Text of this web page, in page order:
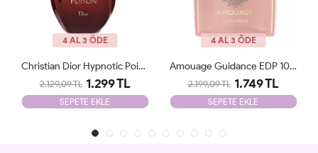
4 AL 3 ÖDE
Amouage Guidance EDP 100 Ml Tester
2.199,09 TL 1.749 TL
SEPETE EKLE
4 AL 3 ÖDE
Yves Saint Laurent Libre İntence Edp 90 Ml Tester
2.099,09 TL 1.249 TL
SEPETE EKLE